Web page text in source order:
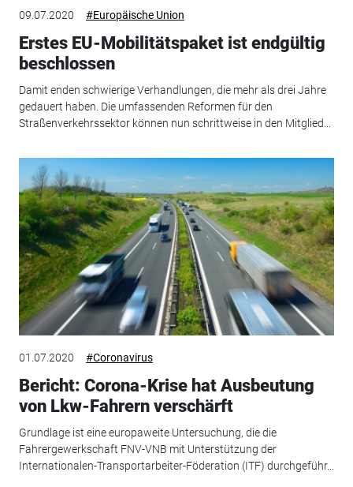
09.07.2020 #Europäische Union
Erstes EU-Mobilitätspaket ist endgültig
beschlossen
Damit enden schwierige Verhandlungen, die mehr als drei Jahre
gedauert haben. Die umfassenden Reformen für den
Straßenverkehrssektor können nun schrittweise in den Mitglied...
01.07.2020 #Coronavirus
Bericht: Corona-Krise hat Ausbeutung
von Lkw-Fahrern verschärft
Grundlage ist eine europaweite Untersuchung, die die
Fahrergewerkschaft FNV-VNB mit Unterstützung der
Internationalen-Transportarbeiter-Föderation (ITF) durchgeführ...